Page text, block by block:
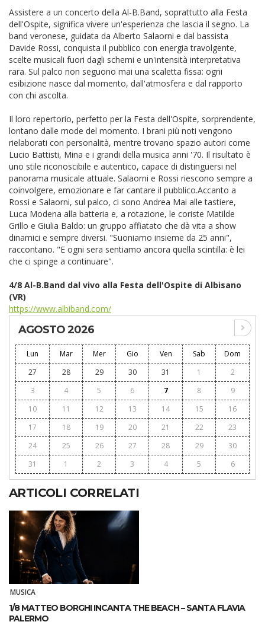
Assistere a un concerto della Al-B.Band, soprattutto alla Festa
dell'Ospite, significa vivere un'esperienza che lascia il segno. La
band veronese, guidata da Alberto Salaorni e dal bassista
Davide Rossi, conquista il pubblico con energia travolgente,
scelte musicali fuori dagli schemi e un'intensità interpretativa
rara. Sul palco non seguono mai una scaletta fissa: ogni
esibizione nasce dal momento, dall'atmosfera e dal rapporto
con chi ascolta.
Il loro repertorio, perfetto per la Festa dell'Ospite, sorprendente,
lontano dalle mode del momento. I brani più noti vengono
rielaborati con personalità, mentre trovano spazio autori come
Lucio Battisti, Mina e i grandi della musica anni '70. Il risultato è
uno stile riconoscibile e autentico, capace di distinguersi nel
panorama musicale attuale. Salaorni e Rossi riescono sempre a
coinvolgere, emozionare e far cantare il pubblico.Accanto a
Rossi e Salaorni, sul palco, ci sono Andrea Mai alle tastiere,
Luca Modena alla batteria e, a rotazione, le coriste Matilde
Grillo e Giulia Baldo: un gruppo affiatato che dà vita a show
dinamici e sempre diversi. "Suoniamo insieme da 25 anni",
raccontano. "E ogni sera sentiamo ancora quella scintilla: è lei
che ci spinge a continuare".
4/8 Al-B.Band dal vivo alla Festa dell'Ospite di Albisano
(VR)
https://www.albiband.com/
AGOSTO 2026
Lun Mar Mer Gio Ven Sab
Dom
27
28 29 30 31 1
2
3
4 5 6 7 8
9
10
11 12 13 14 15
16
17
18 19 20 21 22
23
24
25 26 27 28 29
30
31
1 2 3 4 5 6
ARTICOLI CORRELATI
MUSICA
1/8 MATTEO BORGHI INCANTA THE BEACH – SANTA FLAVIA
PALERMO